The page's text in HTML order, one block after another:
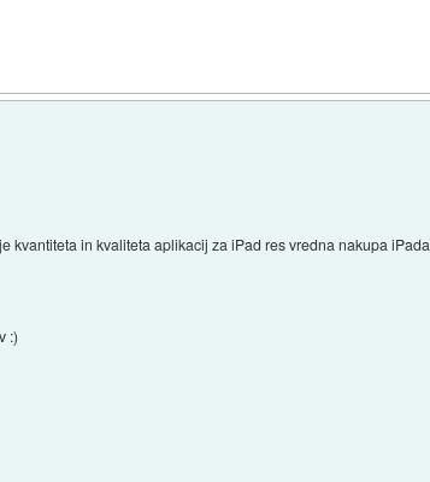
kvantiteta in kvaliteta aplikacij za iPad res vredna nakupa iPada
:)